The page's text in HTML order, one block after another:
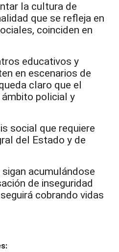
la cultura de
que se refleja en
coinciden en
educativos y
en escenarios de
claro que el
policial y
social que requiere
del Estado y de
acumulándose
de inseguridad
cobrando vidas